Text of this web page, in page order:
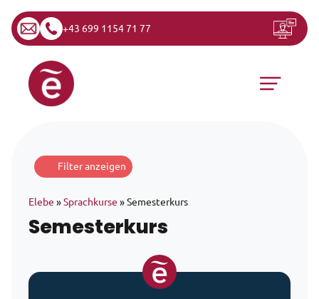
+43 699 1154 71 77
Zum Inhalt springen
Hauptnavigation
Filter anzeigen
Elebe »Sprachkurse »Semesterkurs
Semesterkurs